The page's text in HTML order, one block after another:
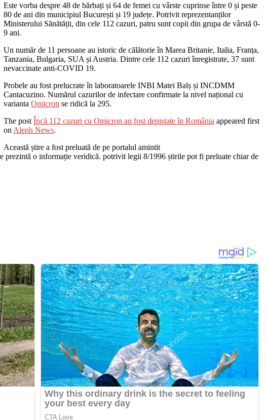
Este vorba despre 48 de bărbați și 64 de femei cu vârste cuprinse între 0 și peste
80 de ani din municipiul București și 19 județe. Potrivit reprezentanților
Ministerului Sănătății, din cele 112 cazuri, patru sunt copii din grupa de vârstă 0-
9 ani.
Un număr de 11 persoane au istoric de călătorie în Marea Britanie, Italia, Franța,
Tanzania, Bulgaria, SUA și Austria. Dintre cele 112 cazuri înregistrate, 37 sunt
nevaccinate anti-COVID 19.
Probele au fost prelucrate în laboratoarele INBI Matei Balș și INCDMM
Cantacuzino. Numărul cazurilor de infectare confirmate la nivel național cu
varianta Omicron se ridică la 295.
The post Încă 112 cazuri cu Omicron au fost depistate în România appeared first
on Aleph News.
Această știre a fost preluată de pe portalul amintit
prezintă o informație veridică. potrivit legii 8/1996 știrile pot fi preluate chiar de